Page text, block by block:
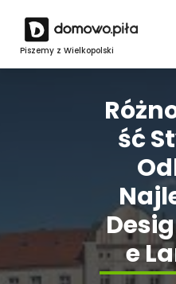
content
Piszemy z Wielkopolski
ść
e